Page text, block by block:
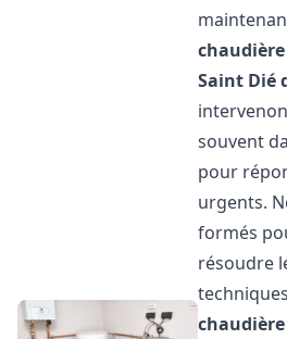
Saint Dié
souvent
pour
urgents.
formés
résoudre